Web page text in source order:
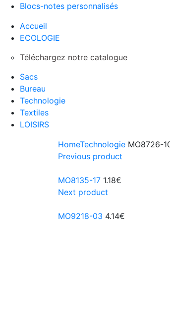
Blocs-notes personnalisés
Accueil
ECOLOGIE
Téléchargez notre catalogue
Sacs
Bureau
Technologie
Textiles
LOISIRS
HomeTechnologie MO8726-
Previous product
MO8135-17 1.18€
Next product
MO9218-03 4.14€